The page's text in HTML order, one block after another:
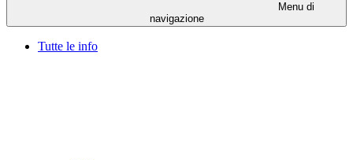
Menu di
navigazione
Tutte le info